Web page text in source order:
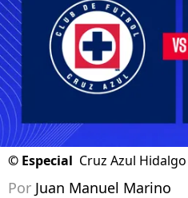
© Especial Cruz Azul
Por Juan Manuel Marino